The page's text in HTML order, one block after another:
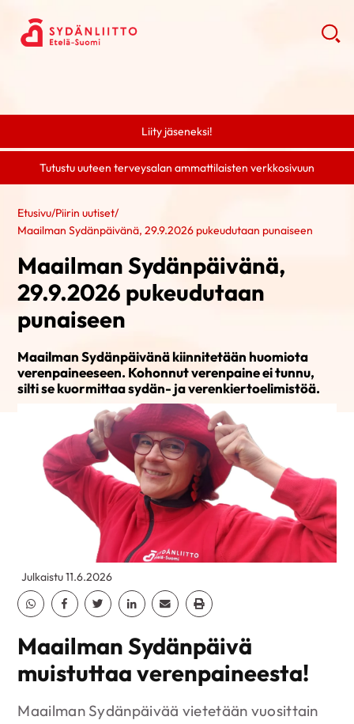
Liity jäseneksi!
Tutustu uuteen terveysalan ammattilaisten verkkosivuun
Etusivu/Piirin uutiset/
Maailman Sydänpäivänä, 29.9.2026 pukeudutaan punaiseen
Maailman Sydänpäivänä,
29.9.2026 pukeudutaan
punaiseen
Maailman Sydänpäivänä kiinnitetään huomiota
verenpaineeseen. Kohonnut verenpaine ei tunnu,
silti se kuormittaa sydän- ja verenkiertoelimistöä.
Julkaistu 11.6.2026
Jaa Whatsapp
Jaa Facebook
Jaa TwitterJaa Linkedin
Jaa EmailJaa Print
Maailman Sydänpäivä
muistuttaa verenpaineesta!
Maailman Sydänpäivää vietetään vuosittain